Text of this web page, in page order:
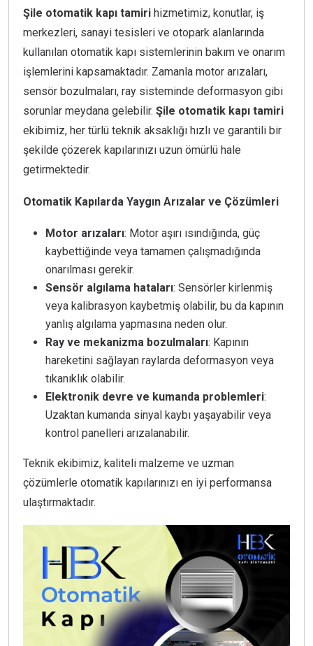
Şile otomatik kapı tamiri hizmetimiz, konutlar, iş
merkezleri, sanayi tesisleri ve otopark alanlarında
kullanılan otomatik kapı sistemlerinin bakım ve onarım
işlemlerini kapsamaktadır. Zamanla motor arızaları,
sensör bozulmaları, ray sisteminde deformasyon gibi
sorunlar meydana gelebilir. Şile otomatik kapı tamiri
ekibimiz, her türlü teknik aksaklığı hızlı ve garantili bir
şekilde çözerek kapılarınızı uzun ömürlü hale
getirmektedir.
Otomatik Kapılarda Yaygın Arızalar ve Çözümleri
Motor arızaları: Motor aşırı ısındığında, güç
kaybettiğinde veya tamamen çalışmadığında
onarılması gerekir.
Sensör algılama hataları: Sensörler kirlenmiş
veya kalibrasyon kaybetmiş olabilir, bu da kapının
yanlış algılama yapmasına neden olur.
Ray ve mekanizma bozulmaları: Kapının
hareketini sağlayan raylarda deformasyon veya
tıkanıklık olabilir.
Elektronik devre ve kumanda problemleri:
Uzaktan kumanda sinyal kaybı yaşayabilir veya
kontrol panelleri arızalanabilir.
Teknik ekibimiz, kaliteli malzeme ve uzman
çözümlerle otomatik kapılarınızı en iyi performansa
ulaştırmaktadır.